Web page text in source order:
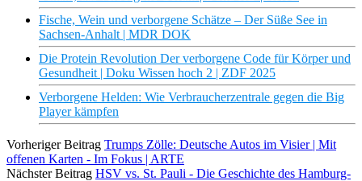
Fische, Wein und verborgene Schätze – Der Süße See in
Sachsen-Anhalt | MDR DOK
Die Protein Revolution Der verborgene Code für Körper und
Gesundheit | Doku Wissen hoch 2 | ZDF 2025
Verborgene Helden: Wie Verbraucherzentrale gegen die Big
Player kämpfen
Vorheriger Beitrag Trumps Zölle: Deutsche Autos im Visier | Mit
offenen Karten - Im Fokus | ARTE
Nächster Beitrag HSV vs. St. Pauli - Die Geschichte des Hamburg-